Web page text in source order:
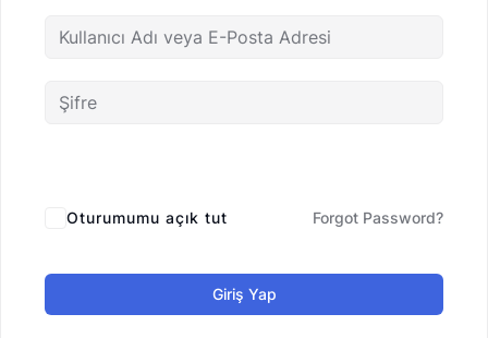
Oturumumu açık tut Forgot Password?
Giriş Yap